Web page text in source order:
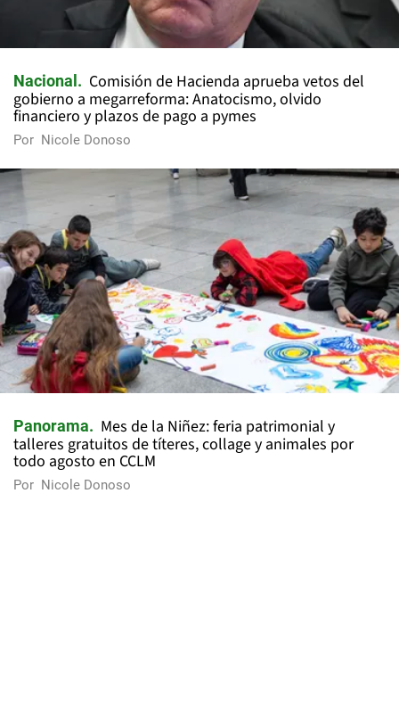
Nacional
Comisión de Hacienda aprueba vetos del
gobierno a megarreforma: Anatocismo, olvido
financiero y plazos de pago a pymes
Por Nicole Donoso
Panorama
Mes de la Niñez: feria patrimonial y
talleres gratuitos de títeres, collage y animales por
todo agosto en CCLM
Por Nicole Donoso